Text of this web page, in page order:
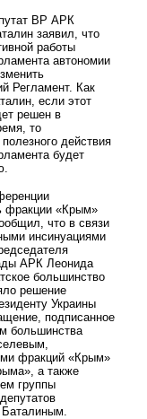
ВР АРК
заявил, что
работы
автономии
Регламент. Как
если этот
решен в
то
действия
будет
фракции «Крым»
что в связи
инсинуациями
АРК Леонида
большинство
решение
Украины
подписанное
большинства
фракций «Крым»
а также
группы